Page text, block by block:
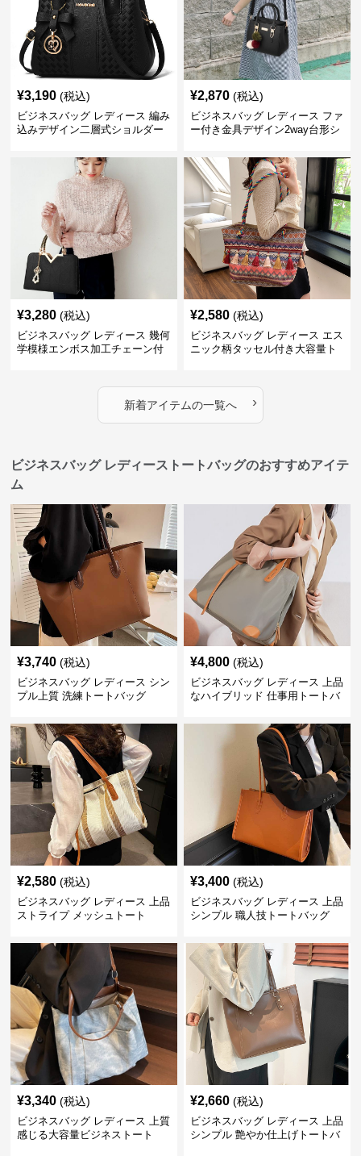
¥3,190 (税込)
ビジネスバッグ レディース 編み
込みデザイン二層式ショルダー
¥2,870 (税込)
ビジネスバッグ レディース ファ
ー付き金具デザイン2way台形シ
¥3,280 (税込)
ビジネスバッグ レディース 幾何
学模様エンボス加工チェーン付
¥2,580 (税込)
ビジネスバッグ レディース エス
ニック柄タッセル付き大容量ト
新着アイテムの一覧へ ›
ビジネスバッグ レディーストートバッグのおすすめアイテ
ム
¥3,740 (税込)
ビジネスバッグ レディース シン
プル上質 洗練トートバッグ
¥4,800 (税込)
ビジネスバッグ レディース 上品
なハイブリッド 仕事用トートバ
¥2,580 (税込)
ビジネスバッグ レディース 上品
ストライプ メッシュトート
¥3,400 (税込)
ビジネスバッグ レディース 上品
シンプル 職人技トートバッグ
¥3,340 (税込)
ビジネスバッグ レディース 上質
感じる大容量ビジネストート
¥2,660 (税込)
ビジネスバッグ レディース 上品
シンプル 艶やか仕上げトートバ